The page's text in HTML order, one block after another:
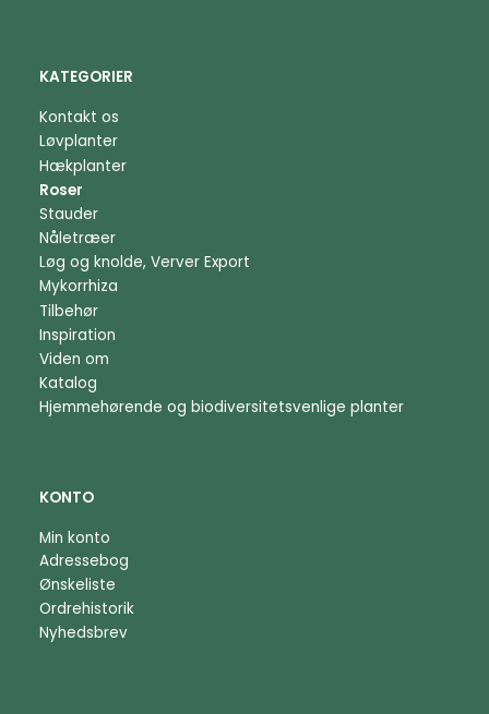
KATEGORIER
Kontakt os
Løvplanter
Hækplanter
Roser
Stauder
Nåletræer
Løg og knolde, Verver Export
Mykorrhiza
Tilbehør
Inspiration
Viden om
Katalog
Hjemmehørende og biodiversitetsvenlige planter
KONTO
Min konto
Adressebog
Ønskeliste
Ordrehistorik
Nyhedsbrev